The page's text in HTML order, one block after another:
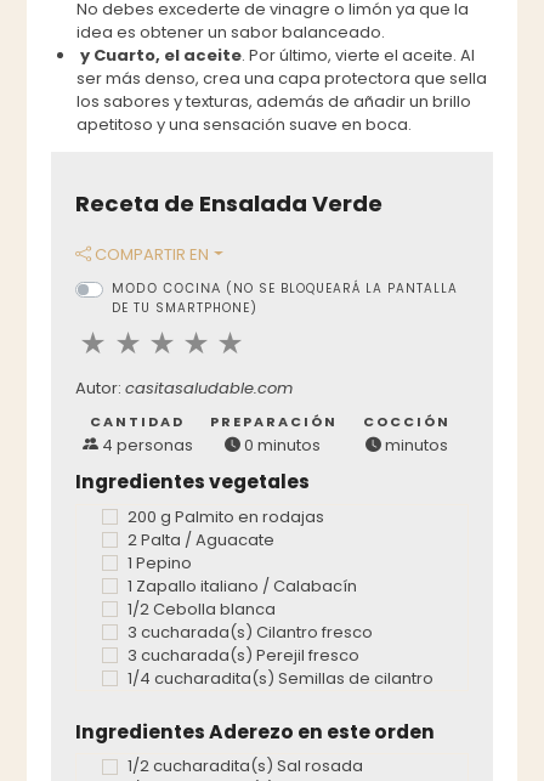
No debes excederte de vinagre o limón ya que la
idea es obtener un sabor balanceado.
y Cuarto, el aceite. Por último, vierte el aceite. Al
ser más denso, crea una capa protectora que sella
los sabores y texturas, además de añadir un brillo
apetitoso y una sensación suave en boca.
Receta de Ensalada Verde
COMPARTIR EN
MODO COCINA (NO SE BLOQUEARÁ LA PANTALLA
DE TU SMARTPHONE)
Autor:casitasaludable.com
CANTIDAD
4 personas
PREPARACIÓN
0 minutos
COCCIÓN
minutos
Ingredientes vegetales
200 g Palmito en rodajas
2 Palta / Aguacate
1 Pepino
1 Zapallo italiano / Calabacín
1/2 Cebolla blanca
3 cucharada(s) Cilantro fresco
3 cucharada(s) Perejil fresco
1/4 cucharadita(s) Semillas de cilantro
Ingredientes Aderezo en este orden
1/2 cucharadita(s) Sal rosada